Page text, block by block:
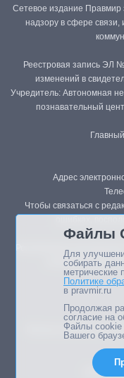
Сетевое издание Правмир
надзору в сфере
Реестровая запись ЭЛ
изменений в
Учредитель: Автономная
познавательный
Адрес
Чтобы связаться с
Републикация
возможна только
Мнение авторов
Дизайн
Файлы
Для
собирать
метрические
Политике
в pravmir.ru
Продолжая
согласие на
Файлы cookie
Вашего